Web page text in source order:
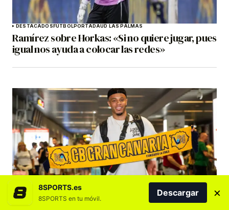
DESTACADOSFÚTBOLPORTADAUD LAS PALMAS
Ramírez sobre Horkas: «Si no quiere jugar, pues
igual nos ayuda a colocar las redes»
Marques Townes: «La Primera FEB es una liga
muy dura y todo puede pasar»
8SPORTS.es
8SPORTS en tu móvil.
Descargar ×